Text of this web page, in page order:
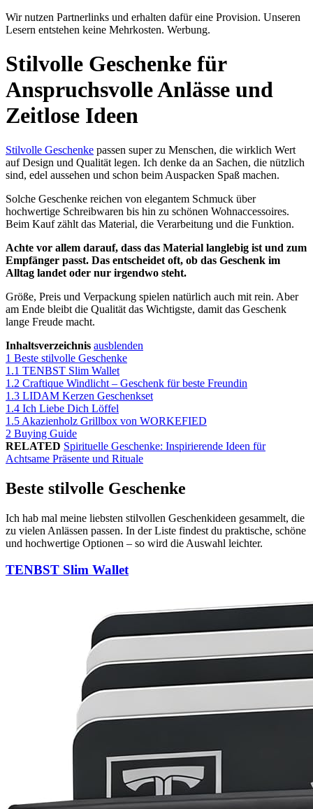
Wir nutzen Partnerlinks und erhalten dafür eine Provision. Unseren
Lesern entstehen keine Mehrkosten. Werbung.
Stilvolle Geschenke für
Anspruchsvolle Anlässe und
Zeitlose Ideen
Stilvolle Geschenke passen super zu Menschen, die wirklich Wert
auf Design und Qualität legen. Ich denke da an Sachen, die nützlich
sind, edel aussehen und schon beim Auspacken Spaß machen.
Solche Geschenke reichen von elegantem Schmuck über
hochwertige Schreibwaren bis hin zu schönen Wohnaccessoires.
Beim Kauf zählt das Material, die Verarbeitung und die Funktion.
Achte vor allem darauf, dass das Material langlebig ist und zum
Empfänger passt. Das entscheidet oft, ob das Geschenk im
Alltag landet oder nur irgendwo steht.
Größe, Preis und Verpackung spielen natürlich auch mit rein. Aber
am Ende bleibt die Qualität das Wichtigste, damit das Geschenk
lange Freude macht.
Inhaltsverzeichnis ausblenden
1 Beste stilvolle Geschenke
1.1 TENBST Slim Wallet
1.2 Craftique Windlicht – Geschenk für beste Freundin
1.3 LIDAM Kerzen Geschenkset
1.4 Ich Liebe Dich Löffel
1.5 Akazienholz Grillbox von WORKEFIED
2 Buying Guide
RELATED Spirituelle Geschenke: Inspirierende Ideen für
Achtsame Präsente und Rituale
Beste stilvolle Geschenke
Ich hab mal meine liebsten stilvollen Geschenkideen gesammelt, die
zu vielen Anlässen passen. In der Liste findest du praktische, schöne
und hochwertige Optionen – so wird die Auswahl leichter.
TENBST Slim Wallet